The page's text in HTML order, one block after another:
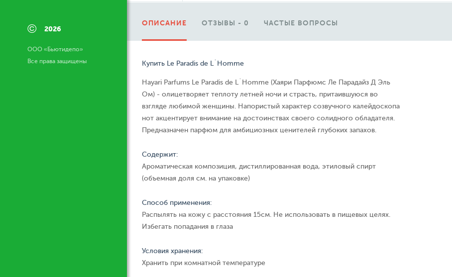
© 2026
ООО «Бьютидепо»
Все права защищены
ОПИСАНИЕ ОТЗЫВЫ - 0 ЧАСТЫЕ ВОПРОСЫ
Купить Le Paradis de L`Homme
Hayari Parfums Le Paradis de L`Homme (Хаяри Парфюмс Ле Парадайз Д Эль
Ом) - олицетворяет теплоту летней ночи и страсть, притаившуюся во
взгляде любимой женщины. Напористый характер созвучного калейдоскопа
нот акцентирует внимание на достоинствах своего солидного обладателя.
Предназначен парфюм для амбициозных ценителей глубоких запахов.
Содержит:
Ароматическая композиция, дистиллированная вода, этиловый спирт
(объемная доля см. на упаковке)
Способ применения:
Распылять на кожу с расстояния 15см. Не использовать в пищевых целях.
Избегать попадания в глаза
Условия хранения:
Хранить при комнатной температуре